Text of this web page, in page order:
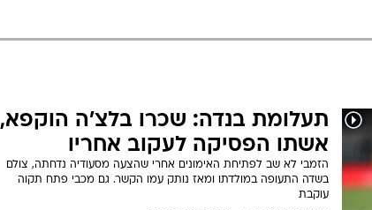
תעלומת בנדה: שכרו בלצ'ה הוקפא,
אשתו הפסיקה לעקוב אחריו
הזמבי לא שב לפתיחת האימונים אחרי שהצעה מסעודיה נדחתה, צולם
בשדה התעופה במולדתו ומאז נותק עמו הקשר. גם מכבי פתח תקוה
עוקבת